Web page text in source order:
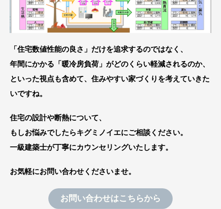
「住宅数値性能の良さ」だけを追求するのではなく、
年間にかかる「暖冷房負荷」がどのくらい軽減されるのか、
といった視点も含めて、住みやすい家づくりを考えていきた
いですね。
住宅の設計や断熱について、
もしお悩みでしたらキグミノイエにご相談ください。
一級建築士が丁寧にカウンセリングいたします。
お気軽にお問い合わせくださいませ。
お問い合わせはこちらから